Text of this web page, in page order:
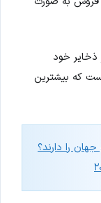
تن طلا در ذخایر خود
که بیشترین
را دارند؟